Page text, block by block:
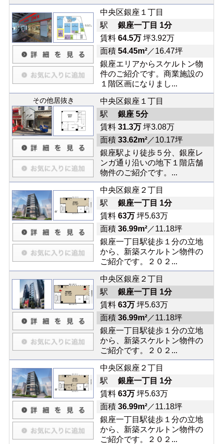
中央区銀座１丁目
駅 銀座一丁目 1分
賃料 64.5万坪3.92万
面積 54.45m²／16.47坪
銀座エリアからスケルトン物
件のご紹介です。商業施設の
１階区画になりまし...
その他居抜き
中央区銀座１丁目
駅 銀座 5分
賃料 31.3万坪3.08万
面積 33.62m²／10.17坪
銀座駅より徒歩５分、銀座レ
ンガ通り沿いの地下１階店舗
物件のご紹介です。...
中央区銀座２丁目
駅 銀座一丁目 1分
賃料 63万坪5.63万
面積 36.99m²／11.18坪
銀座一丁目駅徒歩１分の立地
から、新築スケルトン物件の
ご紹介です。２０２...
中央区銀座２丁目
駅 銀座一丁目 1分
賃料 63万坪5.63万
面積 36.99m²／11.18坪
銀座一丁目駅徒歩１分の立地
から、新築スケルトン物件の
ご紹介です。２０２...
中央区銀座２丁目
駅 銀座一丁目 1分
賃料 63万坪5.63万
面積 36.99m²／11.18坪
銀座一丁目駅徒歩１分の立地
から、新築スケルトン物件の
ご紹介です。２０２...